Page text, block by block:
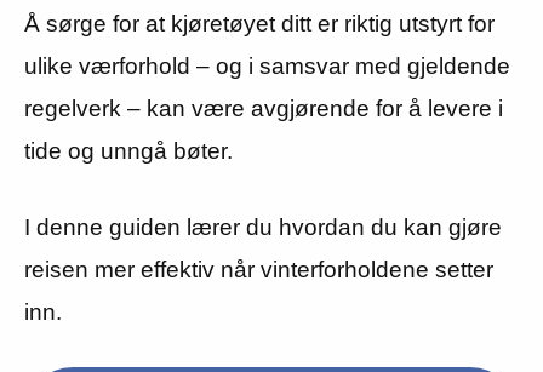
Å sørge for at kjøretøyet ditt er riktig utstyrt for
ulike værforhold – og i samsvar med gjeldende
regelverk – kan være avgjørende for å levere i
tide og unngå bøter.
I denne guiden lærer du hvordan du kan gjøre
reisen mer effektiv når vinterforholdene setter
inn.